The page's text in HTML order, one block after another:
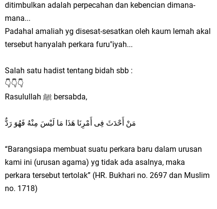
ditimbulkan adalah perpecahan dan kebencian dimana-
mana...
Padahal amaliah yg disesat-sesatkan oleh kaum lemah akal
tersebut hanyalah perkara furu"iyah...
Salah satu hadist tentang bidah sbb :
👇👇👇
Rasulullah ﷺ bersabda,
مَنْ أَحْدَثَ فِى أَمْرِنَا هَذَا مَا لَيْسَ مِنْهُ فَهُوَ رَدٌّ
“Barangsiapa membuat suatu perkara baru dalam urusan
kami ini (urusan agama) yg tidak ada asalnya, maka
perkara tersebut tertolak” (HR. Bukhari no. 2697 dan Muslim
no. 1718)